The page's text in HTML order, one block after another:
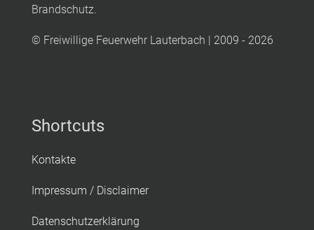
Brandschutz.
© Freiwillige Feuerwehr Lauterbach | 2009 - 2026
Shortcuts
Kontakte
Impressum / Disclaimer
Datenschutzerklärung